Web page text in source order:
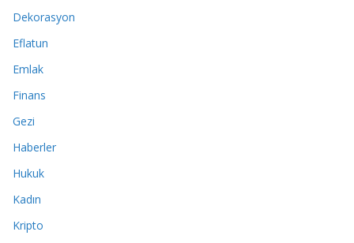
Dekorasyon
Eflatun
Emlak
Finans
Gezi
Haberler
Hukuk
Kadın
Kripto